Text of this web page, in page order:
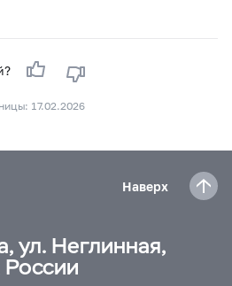
17.02.2026
Наверх
ул. Неглинная,
России